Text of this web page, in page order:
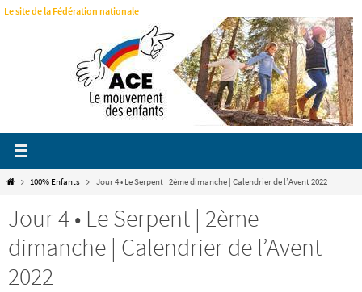
Le site de la Fédération nationale
Home100% Enfants Jour 4 • Le Serpent | 2ème dimanche | Calendrier de l’Avent 2022
Jour 4 • Le Serpent | 2ème
dimanche | Calendrier de l’Avent
2022